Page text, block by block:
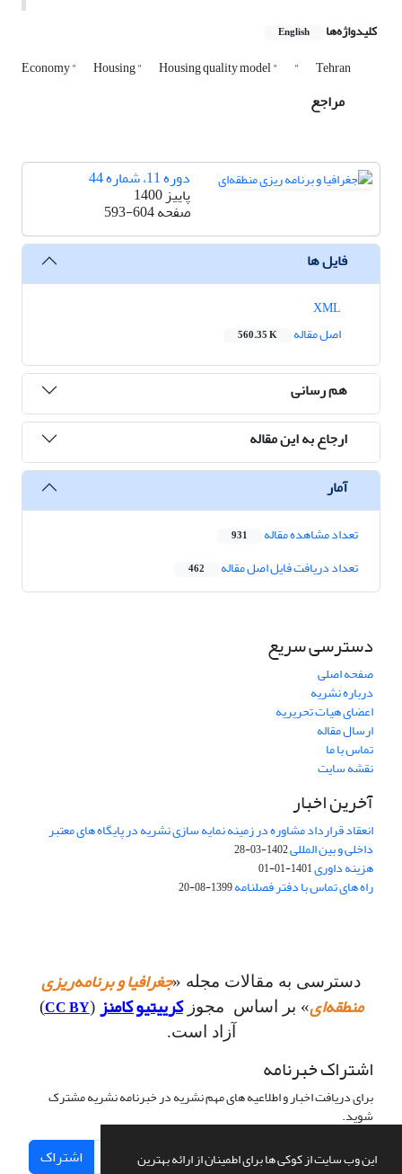
این وب سایت از کوکی ها برای اطمینان از ارائه بهترین
کلیدواژه‌ها English
Economy " Housing " Housing quality model " " Tehran
مراجع
دوره 11، شماره 44
پاییز 1400
صفحه593-604
فایل ها
اصل مقاله
560.35 K
هم رسانی
ارجاع به این مقاله
آمار
تعداد مشاهده مقاله 931
تعداد دریافت فایل اصل مقاله 462
دسترسی سریع
صفحه اصلی
درباره نشریه
اعضای هیات تحریریه
ارسال مقاله
تماس با ما
نقشه سایت
آخرین اخبار
انعقاد قرارداد مشاوره در زمینه نمایه سازی نشریه در پایگاه های معتبر
داخلی و بین المللی1402-03-28
هزینه داوری1401-01-01
راه های تماس با دفتر فصلنامه1399-08-20
دسترسی به مقالات مجله «جغرافیا و برنامه‌ریزی
منطقه‌ای» بر اساس مجوزکرییتیو کامنز (
CC BY
)
آزاد است.
اشتراک خبرنامه
برای دریافت اخبار و اطلاعیه های مهم نشریه در خبرنامه نشریه مشترک
شوید.
اشتراک